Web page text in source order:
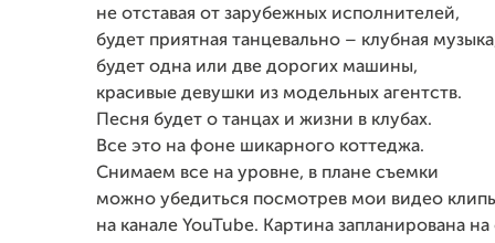
не отставая от зарубежных исполнителей,
будет приятная танцевально – клубная
будет одна или две дорогих машины,
красивые девушки из модельных агентств.
Песня будет о танцах и жизни в клубах.
Все это на фоне шикарного коттеджа.
Снимаем все на уровне, в плане съемки
можно убедиться посмотрев мои видео
на канале YouTube. Картина запланирована